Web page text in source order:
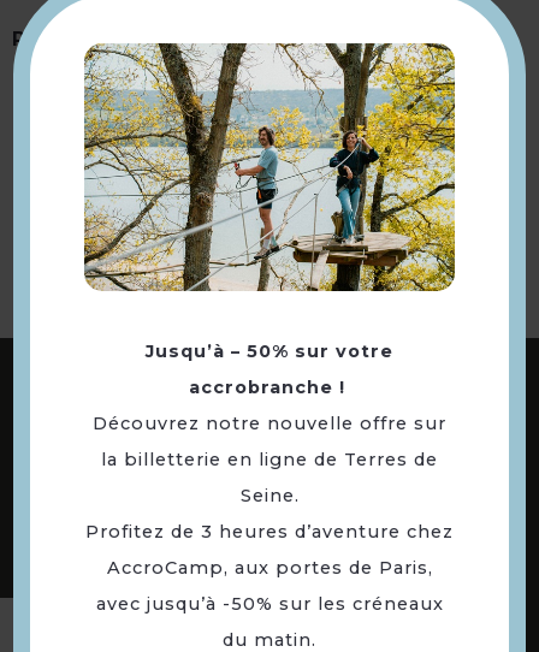
Présentation
Retourner
à la sélection
ABONNEZ-VOUS À NOTRE NEWSLETTER
DE NOTRE TERRITOIRE
Jusqu’à – 50% sur votre
accrobranche !
Découvrez notre nouvelle offre sur
la billetterie en ligne de Terres de
Seine.
Profitez de 3 heures d’aventure chez
AccroCamp, aux portes de Paris,
avec jusqu’à -50% sur les créneaux
du matin.